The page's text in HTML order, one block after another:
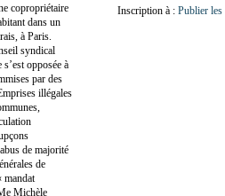
Inscription à : Publier
copropriétaire
dans un
à Paris.
syndical
opposée à
par des
illégales
de majorité
de
mandat
Michèle